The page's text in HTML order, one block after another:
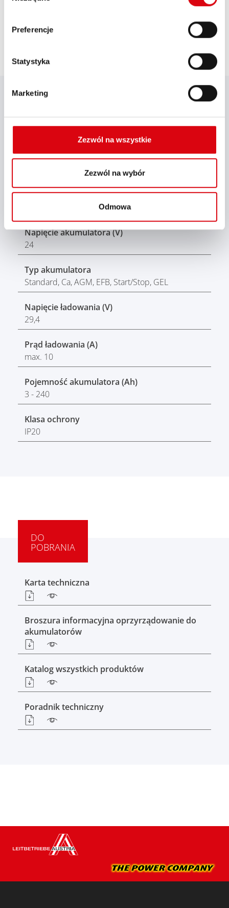
Preferencje
Statystyka
Marketing
Zezwól na wszystkie
Zezwól na wybór
Odmowa
Model
Aplikacja
Napięcie sieciowe (V AC)
Napięcie akumulatora (V)
24
Typ akumulatora
Standard, Ca, AGM, EFB, Start/Stop, GEL
Napięcie ładowania (V)
29,4
Prąd ładowania (A)
max. 10
Pojemność akumulatora (Ah)
3 - 240
Klasa ochrony
IP20
DO
POBRANIA
Karta techniczna
Broszura informacyjna oprzyrządowanie do
akumulatorów
Katalog wszystkich produktów
Poradnik techniczny